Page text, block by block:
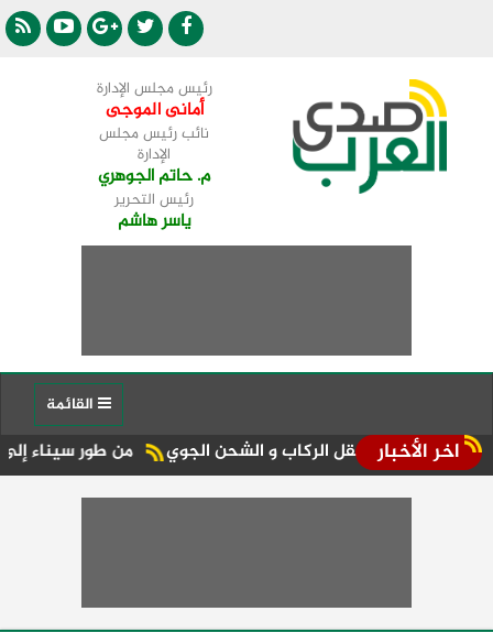
رئيس مجلس الإدارة
أمانى الموجى
نائب رئيس مجلس
الإدارة
م. حاتم الجوهري
رئيس التحرير
ياسر هاشم
اخر الأخبار من طور سيناء إلى منصة الجمهورية المركز الـ11 نقل الركاب و الشحن الجوي